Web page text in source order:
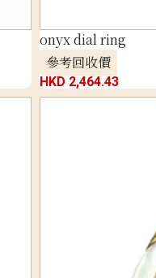
onyx dial ring
參考回收價
HKD 2,464.43